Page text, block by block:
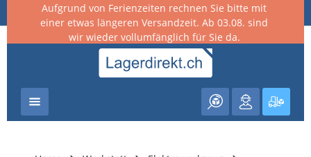
springen
Aufgrund von Ferienzeiten rechnen Sie bitte mit
einer etwas längeren Versandzeit. Ab 03.08. sind
wir wieder vollumfänglich für Sie da.